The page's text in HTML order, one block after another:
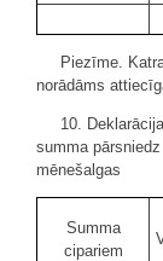
Piezīme.
norādāms
10.
summa
mēnešalgas
Summa
cipariem